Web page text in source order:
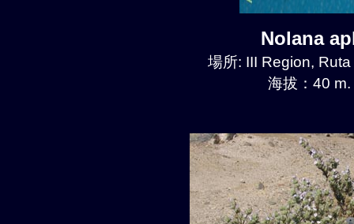
Nolana
場所: III Region,
海拔：40